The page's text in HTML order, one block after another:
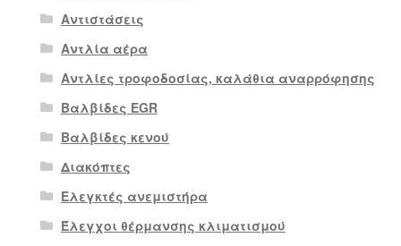
Αντιστάσεις
Αντλία αέρα
Αντλίες τροφοδοσίας, καλάθια αναρρόφησης
Βαλβίδες EGR
Βαλβίδες κενού
Διακόπτες
Ελεγκτές ανεμιστήρα
Έλεγχοι θέρμανσης κλιματισμού